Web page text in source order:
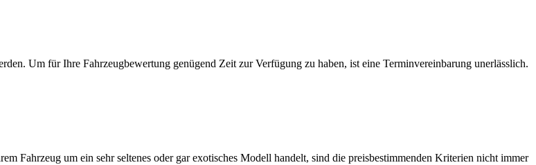
Um für Ihre Fahrzeugbewertung genügend Zeit zur Verfügung zu haben, ist eine Terminvereinbarung unerlässlich.
Fahrzeug um ein sehr seltenes oder gar exotisches Modell handelt, sind die preisbestimmenden Kriterien nicht immer